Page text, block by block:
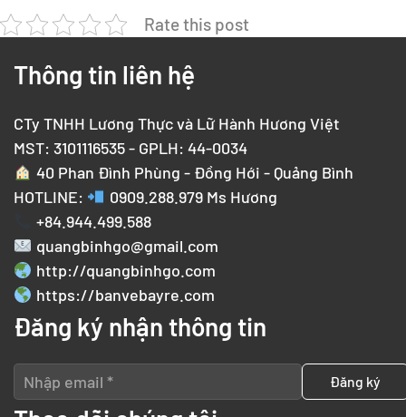
Rate this post
Thông tin liên hệ
CTy TNHH Lương Thực và Lữ Hành Hương Việt
MST: 3101116535 - GPLH: 44-0034
40 Phan Đình Phùng - Đồng Hới - Quảng Bình
HOTLINE:
0909.288.979Ms Hương
+84.944.499.588
quangbinhgo@gmail.com
http://quangbinhgo.com
https://banvebayre.com
Đăng ký nhận thông tin